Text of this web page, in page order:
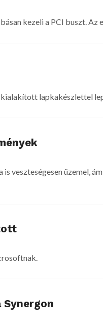
kezeli a PCI buszt. Az
lapkakészlettel
veszteségesen üzemel,